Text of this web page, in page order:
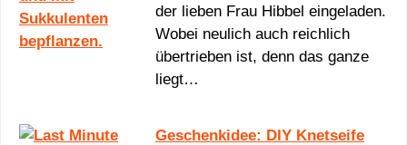
der lieben Frau Hibbel eingeladen.
Wobei neulich auch reichlich
übertrieben ist, denn das ganze
liegt…
Geschenkidee: DIY Knetseife